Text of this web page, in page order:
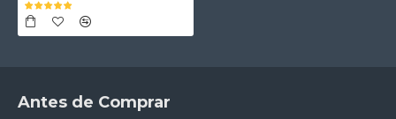
Antes de Comprar